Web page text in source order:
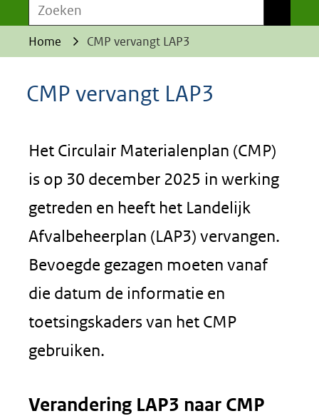
Zoeken
Home CMP vervangt LAP3
CMP vervangt LAP3
Het Circulair Materialenplan (CMP)
is op 30 december 2025 in werking
getreden en heeft het Landelijk
Afvalbeheerplan (LAP3) vervangen.
Bevoegde gezagen moeten vanaf
die datum de informatie en
toetsingskaders van het CMP
gebruiken.
Verandering LAP3 naar CMP